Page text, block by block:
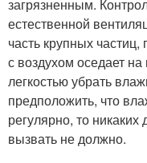
загрязненным.
естественной
часть крупных
с воздухом оседает
легкостью убрать
предположить, что
регулярно, то
вызвать не должно.